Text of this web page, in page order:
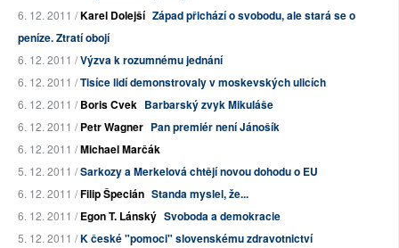
6. 12. 2011 /Karel Dolejší Západ přichází o svobodu, ale stará se o
peníze. Ztratí obojí
6. 12. 2011 /Výzva k rozumnému jednání
6. 12. 2011 /Tisíce lidí demonstrovaly v moskevských ulicích
6. 12. 2011 /Boris Cvek Barbarský zvyk Mikuláše
6. 12. 2011 /Petr Wagner Pan premiér není Jánošík
6. 12. 2011 /Michael Marčák
5. 12. 2011 /Sarkozy a Merkelová chtějí novou dohodu o EU
6. 12. 2011 /Filip Špecián Standa myslel, že...
6. 12. 2011 /Egon T. Lánský Svoboda a demokracie
5. 12. 2011 /K české "pomoci" slovenskému zdravotnictví